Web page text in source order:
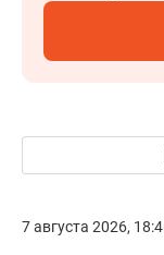
7 августа 2026,